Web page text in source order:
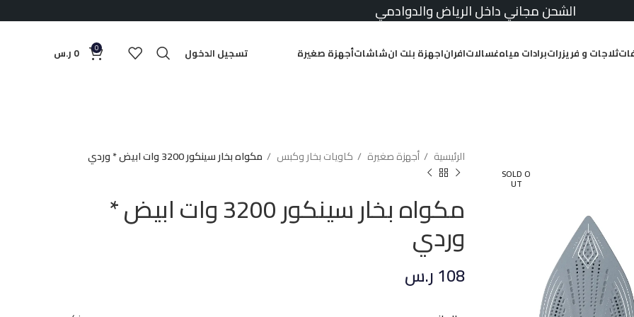
الشحن مجاني داخل الرياض والدوادمي
ثلاجات و فريزراتبرادات مياهغسالاتافراناجهزة بلت انشاشاتأجهزة صغيرة تسجيل الدخول 0
0 ر.س
SOLD O
UT
الرئيسية أجهزة صغيرة كاويات بخار وكبس مكواه بخار سينكور 3200 وات ابيض * وردي
مكواه بخار سينكور 3200 وات ابيض *
وردي
108ر.س